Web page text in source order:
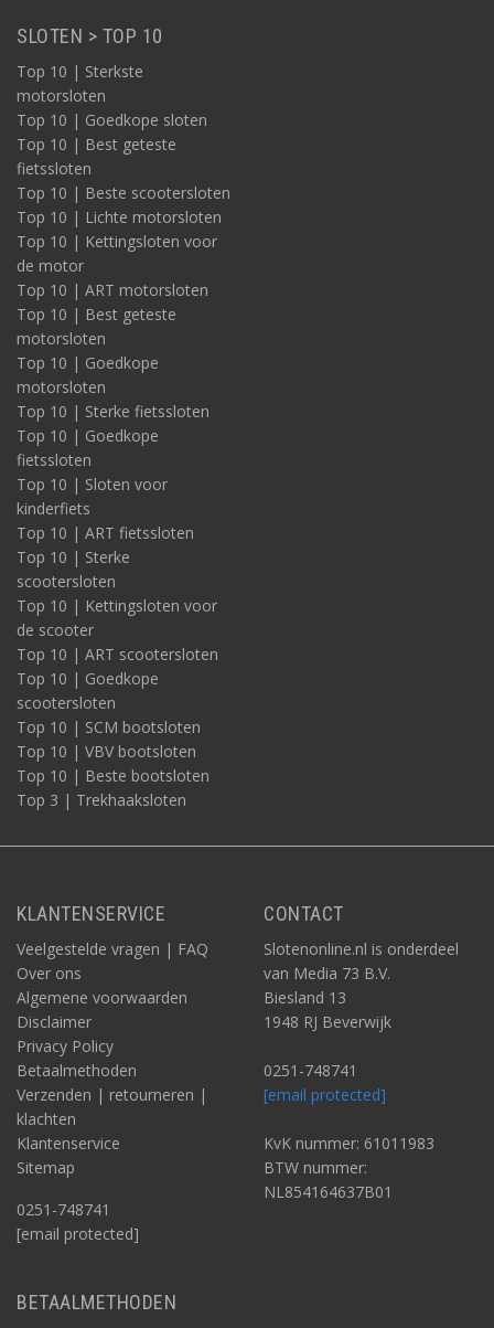
SLOTEN > TOP 10
Top 10 | Sterkste
motorsloten
Top 10 | Goedkope sloten
Top 10 | Best geteste
fietssloten
Top 10 | Beste scootersloten
Top 10 | Lichte motorsloten
Top 10 | Kettingsloten voor
de motor
Top 10 | ART motorsloten
Top 10 | Best geteste
motorsloten
Top 10 | Goedkope
motorsloten
Top 10 | Sterke fietssloten
Top 10 | Goedkope
fietssloten
Top 10 | Sloten voor
kinderfiets
Top 10 | ART fietssloten
Top 10 | Sterke
scootersloten
Top 10 | Kettingsloten voor
de scooter
Top 10 | ART scootersloten
Top 10 | Goedkope
scootersloten
Top 10 | SCM bootsloten
Top 10 | VBV bootsloten
Top 10 | Beste bootsloten
Top 3 | Trekhaaksloten
KLANTENSERVICE
Veelgestelde vragen | FAQ
Over ons
Algemene voorwaarden
Disclaimer
Privacy Policy
Betaalmethoden
Verzenden | retourneren |
klachten
Klantenservice
Sitemap
0251-748741
[email protected]
CONTACT
Slotenonline.nl is onderdeel
van Media 73 B.V.
Biesland 13
1948 RJ Beverwijk
0251-748741
[email protected]
KvK nummer: 61011983
BTW nummer:
NL854164637B01
BETAALMETHODEN